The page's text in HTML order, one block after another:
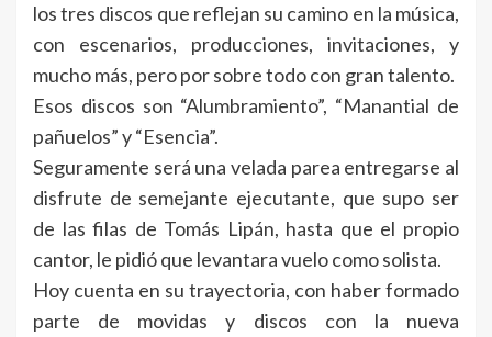
los tres discos que reflejan su camino en la música,
con escenarios, producciones, invitaciones, y
mucho más, pero por sobre todo con gran talento.
Esos discos son “Alumbramiento”, “Manantial de
pañuelos” y “Esencia”.
Seguramente será una velada parea entregarse al
disfrute de semejante ejecutante, que supo ser
de las filas de Tomás Lipán, hasta que el propio
cantor, le pidió que levantara vuelo como solista.
Hoy cuenta en su trayectoria, con haber formado
parte de movidas y discos con la nueva